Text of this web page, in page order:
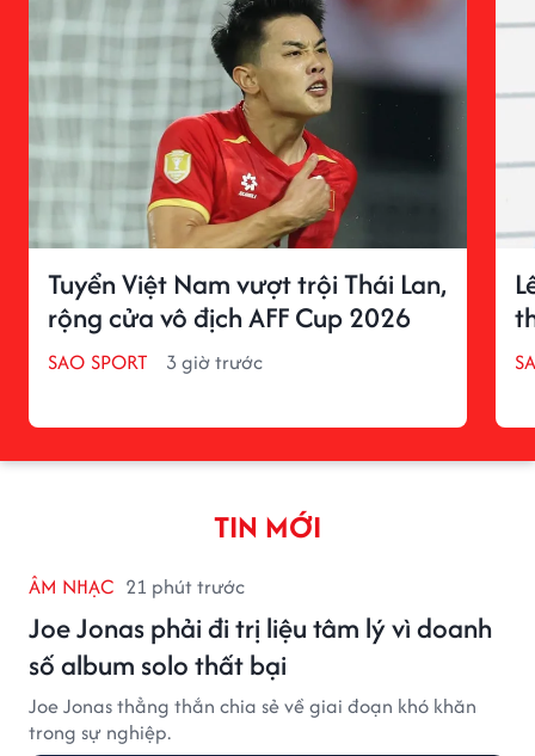
Tuyển Việt Nam vượt trội Thái Lan,
rộng cửa vô địch AFF Cup 2026
SAO SPORT 3 giờ trước
TIN MỚI
ÂM NHẠC 21 phút trước
Joe Jonas phải đi trị liệu tâm lý vì doanh
số album solo thất bại
Joe Jonas thẳng thắn chia sẻ về giai đoạn khó khăn
trong sự nghiệp.